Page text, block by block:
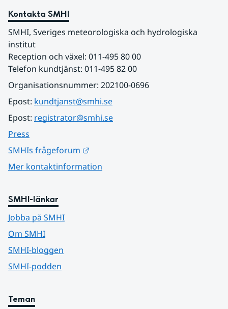
Kontakta SMHI
SMHI, Sveriges meteorologiska och hydrologiska
institut
Reception och växel: 011-495 80 00
Telefon kundtjänst: 011-495 82 00
Organisationsnummer: 202100-0696
Epost: kundtjanst@smhi.se
Epost: registrator@smhi.se
Press
SMHIs frågeforum
Mer kontaktinformation
SMHI-länkar
Jobba på SMHI
Om SMHI
SMHI-bloggen
SMHI-podden
Teman